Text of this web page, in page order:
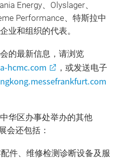
Energy、Olyslager、
Performance、特斯拉中
业和组织的代表。
的最新信息，请浏览
hcmc.com
，或发送电子
华区办事处举办的其他
会还包括：
件、维修检测诊断设备及服